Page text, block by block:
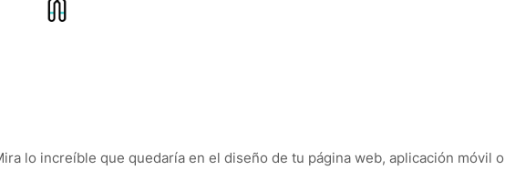
lo increíble que quedaría en el diseño de tu página web, aplicación móvil